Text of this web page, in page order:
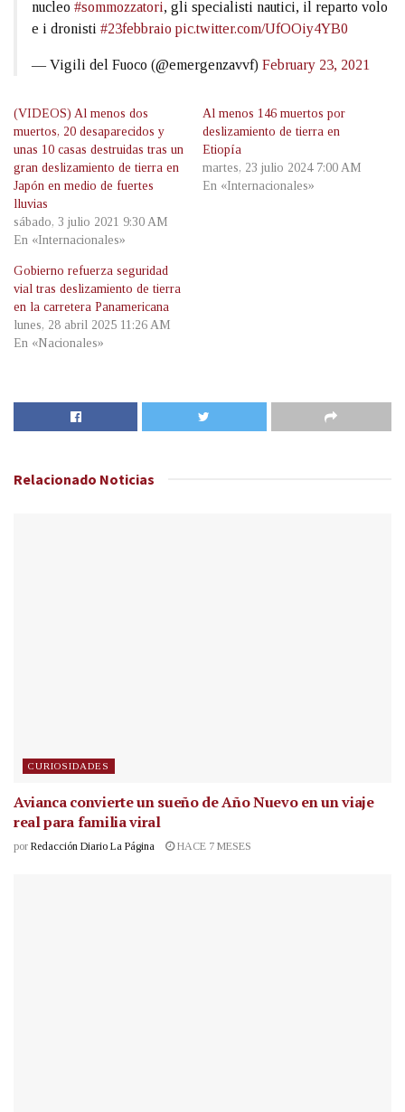
nucleo #sommozzatori, gli specialisti nautici, il reparto volo
e i dronisti #23febbraio pic.twitter.com/UfOOiy4YB0
— Vigili del Fuoco (@emergenzavvf) February 23, 2021
(VIDEOS) Al menos dos
muertos, 20 desaparecidos y
unas 10 casas destruidas tras un
gran deslizamiento de tierra en
Japón en medio de fuertes
lluvias
sábado, 3 julio 2021 9:30 AM
En «Internacionales»
Al menos 146 muertos por
deslizamiento de tierra en
Etiopía
martes, 23 julio 2024 7:00 AM
En «Internacionales»
Gobierno refuerza seguridad
vial tras deslizamiento de tierra
en la carretera Panamericana
lunes, 28 abril 2025 11:26 AM
En «Nacionales»
Relacionado Noticias
CURIOSIDADES
Avianca convierte un sueño de Año Nuevo en un viaje
real para familia viral
por Redacción Diario La Página HACE 7 MESES